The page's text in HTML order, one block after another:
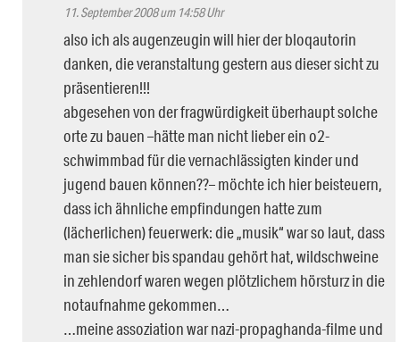
11. September 2008 um 14:58 Uhr
also ich als augenzeugin will hier der bloqautorin
danken, die veranstaltung gestern aus dieser sicht zu
präsentieren!!!
abgesehen von der fragwürdigkeit überhaupt solche
orte zu bauen –hätte man nicht lieber ein o2-
schwimmbad für die vernachlässigten kinder und
jugend bauen können??– möchte ich hier beisteuern,
dass ich ähnliche empfindungen hatte zum
(lächerlichen) feuerwerk: die „musik“ war so laut, dass
man sie sicher bis spandau gehört hat, wildschweine
in zehlendorf waren wegen plötzlichem hörsturz in die
notaufnahme gekommen…
…meine assoziation war nazi-propaghanda-filme und